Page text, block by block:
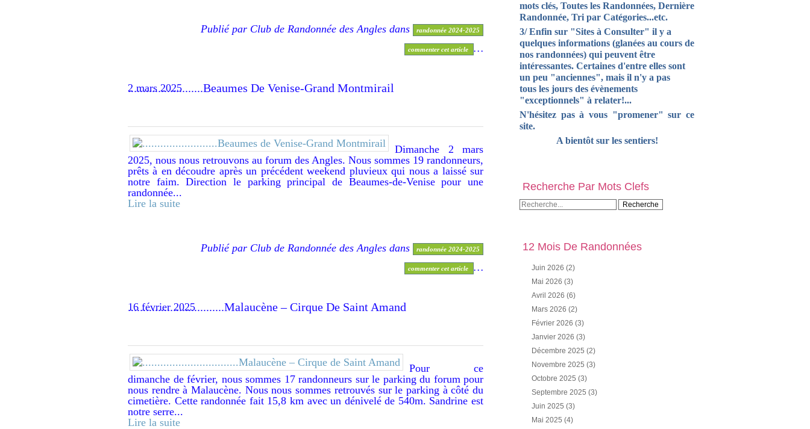
Publié par Club de Randonnée des Angles dans randonnée 2024-2025
commenter cet article …
2 mars 2025
.........................Beaumes De Venise-Grand Montmirail
Dimanche 2 mars
2025, nous nous retrouvons au forum des Angles. Nous sommes 19 randonneurs,
prêts à en découdre après un précédent weekend pluvieux qui nous a laissé sur
notre faim. Direction le parking principal de Beaumes-de-Venise pour une
randonnée...
Lire la suite
Publié par Club de Randonnée des Angles dans randonnée 2024-2025
commenter cet article …
16 février 2025
................................Malaucène – Cirque De Saint Amand
Pour ce
dimanche de février, nous sommes 17 randonneurs sur le parking du forum pour
nous rendre à Malaucène. Nous nous sommes retrouvés sur le parking à côté du
cimetière. Cette randonnée fait 15,8 km avec un dénivelé de 540m. Sandrine est
notre serre...
Lire la suite
mots clés, Toutes les Randonnées, Dernière
Randonnée, Tri par Catégories...etc.
3/ Enfin sur "Sites à Consulter" il y a
quelques informations (glanées au cours de
nos randonnées) qui peuvent être
intéressantes. Certaines d'entre elles sont
un peu "anciennes", mais il n'y a pas
tous les jours des évènements
"exceptionnels" à relater!...
N'hésitez pas à vous "promener" sur ce
site.
A bientôt sur les sentiers!
Recherche Par Mots Clefs
12 Mois De Randonnées
Juin 2026 (2)
Mai 2026 (3)
Avril 2026 (6)
Mars 2026 (2)
Février 2026 (3)
Janvier 2026 (3)
Décembre 2025 (2)
Novembre 2025 (3)
Octobre 2025 (3)
Septembre 2025 (3)
Juin 2025 (3)
Mai 2025 (4)